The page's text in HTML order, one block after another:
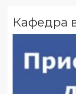
Кафедра